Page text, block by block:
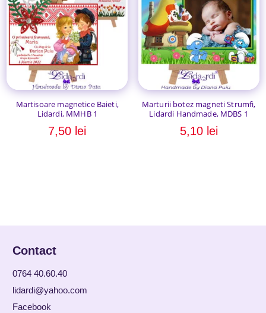
Martisoare magnetice Baieti,
Lidardi, MMHB 1
7,50 lei
Marturii botez magneti Strumfi,
Lidardi Handmade, MDBS 1
5,10 lei
Contact
0764 40.60.40
lidardi@yahoo.com
Facebook